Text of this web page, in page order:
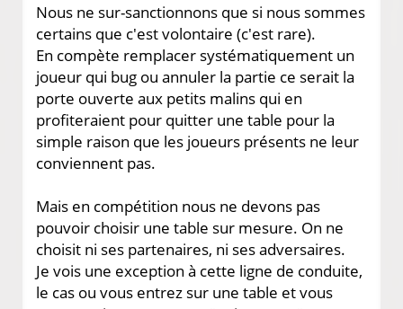
Nous ne sur-sanctionnons que si nous sommes
certains que c'est volontaire (c'est rare).
En compète remplacer systématiquement un
joueur qui bug ou annuler la partie ce serait la
porte ouverte aux petits malins qui en
profiteraient pour quitter une table pour la
simple raison que les joueurs présents ne leur
conviennent pas.
Mais en compétition nous ne devons pas
pouvoir choisir une table sur mesure. On ne
choisit ni ses partenaires, ni ses adversaires.
Je vois une exception à cette ligne de conduite,
le cas ou vous entrez sur une table et vous